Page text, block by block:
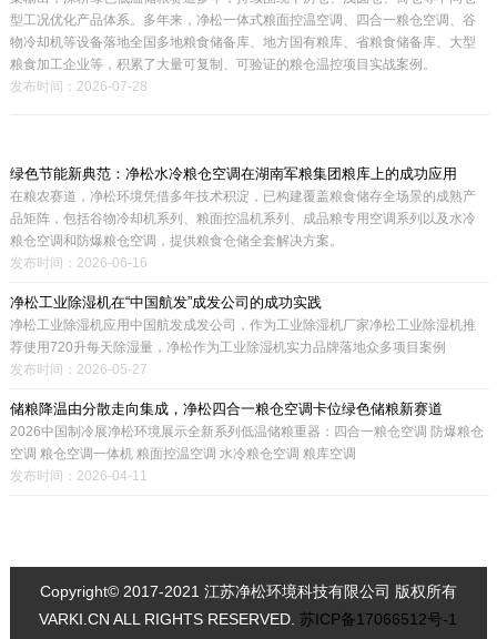
型工况优化产品体系。多年来，净松一体式粮面控温空调、四合一粮仓空调、谷
物冷却机等设备落地全国多地粮食储备库、地方国有粮库、省粮食储备库、大型
粮食加工企业等，积累了大量可复制、可验证的粮仓温控项目实战案例。
发布时间：2026-07-28
绿色节能新典范：净松水冷粮仓空调在湖南军粮集团粮库上的成功应用
在粮农赛道，净松环境凭借多年技术积淀，已构建覆盖粮食储存全场景的成熟产
品矩阵，包括谷物冷却机系列、粮面控温机系列、成品粮专用空调系列以及水冷
粮仓空调和防爆粮仓空调，提供粮食仓储全套解决方案。
发布时间：2026-06-16
净松工业除湿机在“中国航发”成发公司的成功实践
净松工业除湿机应用中国航发成发公司，作为工业除湿机厂家净松工业除湿机推
荐使用720升每天除湿量，净松作为工业除湿机实力品牌落地众多项目案例
发布时间：2026-05-27
储粮降温由分散走向集成，净松四合一粮仓空调卡位绿色储粮新赛道
2026中国制冷展净松环境展示全新系列低温储粮重器：四合一粮仓空调 防爆粮仓
空调 粮仓空调一体机 粮面控温空调 水冷粮仓空调 粮库空调
发布时间：2026-04-11
Copyright© 2017-2021 江苏净松环境科技有限公司 版权所有
VARKI.CN ALL RIGHTS RESERVED.苏ICP备17066512号-1